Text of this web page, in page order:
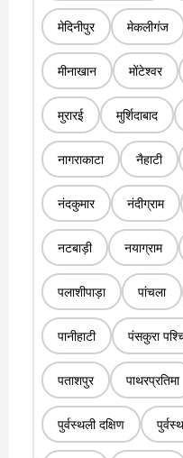
मेदिनीपुर मेकलीगंज
मीनाखान मोंटेश्वर
मुरारई मुर्शिदाबाद
नागराकाटा नैहाटी
नंदकुमार नंदीग्राम
नटबाड़ी नयाग्राम
पलाशीपाड़ा पांचला
पानीहाटी पंसकुरा
पताशपुर पाथरप्रतिमा
पुर्वस्थली दक्षिण